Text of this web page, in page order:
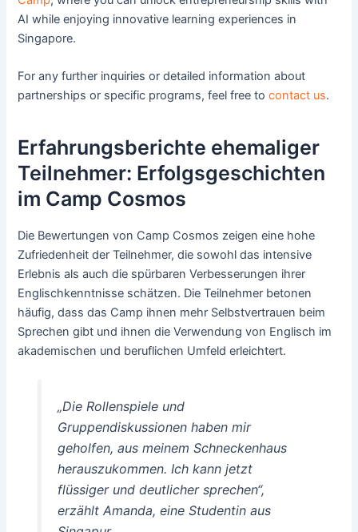
AI while enjoying innovative learning experiences in
Singapore.
For any further inquiries or detailed information about
partnerships or specific programs, feel free tocontact us.
Erfahrungsberichte ehemaliger
Teilnehmer: Erfolgsgeschichten
im Camp Cosmos
Die Bewertungen von Camp Cosmos zeigen eine hohe
Zufriedenheit der Teilnehmer, die sowohl das intensive
Erlebnis als auch die spürbaren Verbesserungen ihrer
Englischkenntnisse schätzen. Die Teilnehmer betonen
häufig, dass das Camp ihnen mehr Selbstvertrauen beim
Sprechen gibt und ihnen die Verwendung von Englisch im
akademischen und beruflichen Umfeld erleichtert.
„Die Rollenspiele und
Gruppendiskussionen haben mir
geholfen, aus meinem Schneckenhaus
herauszukommen. Ich kann jetzt
flüssiger und deutlicher sprechen“,
erzählt Amanda, eine Studentin aus